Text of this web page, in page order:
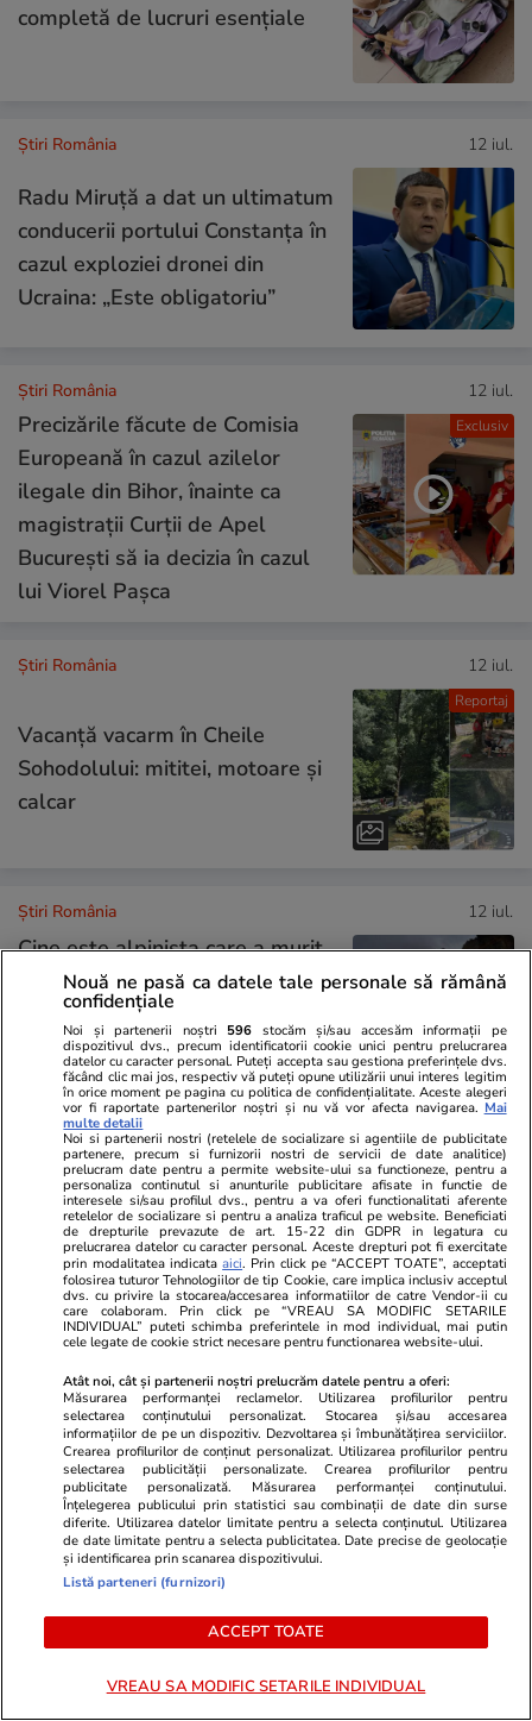
completă de lucruri esențiale
Știri România 12 iul.
Radu Miruță a dat un ultimatum
conducerii portului Constanța în
cazul exploziei dronei din
Ucraina: „Este obligatoriu”
Exclusiv
Știri România 12 iul.
Precizările făcute de Comisia
Europeană în cazul azilelor
ilegale din Bihor, înainte ca
magistrații Curții de Apel
București să ia decizia în cazul
lui Viorel Pașca
Reportaj
Știri România 12 iul.
Vacanță vacarm în Cheile
Sohodolului: mititei, motoare și
calcar
Știri România 12 iul.
Cine este alpinista care a murit
în Munții Bucegi, după o cădere
în gol de 10 metri: Antonia era
medic stomatolog și avea doar
36 de ani
11 iul.
The Wall sau cum lumea
reînvață limbajul războiului
10 iul.
NATO la Ankara. Un summit
„operațional”, care adaptează
Alianța la provocările secolului
Opinii 10 iul.
Nouă ne pasă ca datele tale personale să rămână
confidențiale
Noi și partenerii noștri 596 stocăm și/sau accesăm informații pe
dispozitivul dvs., precum identificatorii cookie unici pentru prelucrarea
datelor cu caracter personal. Puteți accepta sau gestiona preferințele dvs.
făcând clic mai jos, respectiv vă puteți opune utilizării unui interes legitim
în orice moment pe pagina cu politica de confidențialitate. Aceste alegeri
vor fi raportate partenerilor noștri și nu vă vor afecta navigarea. Mai
multe detalii
Noi si partenerii nostri (retelele de socializare si agentiile de publicitate
partenere, precum si furnizorii nostri de servicii de date analitice)
prelucram date pentru a permite website-ului sa functioneze, pentru a
personaliza continutul si anunturile publicitare afisate in functie de
interesele si/sau profilul dvs., pentru a va oferi functionalitati aferente
retelelor de socializare si pentru a analiza traficul pe website. Beneficiati
de drepturile prevazute de art. 15-22 din GDPR in legatura cu
prelucrarea datelor cu caracter personal. Aceste drepturi pot fi exercitate
prin modalitatea indicataaici. Prin click pe “ACCEPT TOATE”, acceptati
folosirea tuturor Tehnologiilor de tip Cookie, care implica inclusiv acceptul
dvs. cu privire la stocarea/accesarea informatiilor de catre Vendor-ii cu
care colaboram. Prin click pe “VREAU SA MODIFIC SETARILE
INDIVIDUAL” puteti schimba preferintele in mod individual, mai putin
cele legate de cookie strict necesare pentru functionarea website-ului.
Atât noi, cât și partenerii noștri prelucrăm datele pentru a oferi:
Măsurarea performanței reclamelor. Utilizarea profilurilor pentru
selectarea conținutului personalizat. Stocarea și/sau accesarea
informațiilor de pe un dispozitiv. Dezvoltarea și îmbunătățirea serviciilor.
Crearea profilurilor de conținut personalizat. Utilizarea profilurilor pentru
selectarea publicității personalizate. Crearea profilurilor pentru
publicitate personalizată. Măsurarea performanței conținutului.
Înțelegerea publicului prin statistici sau combinații de date din surse
diferite. Utilizarea datelor limitate pentru a selecta conținutul. Utilizarea
de date limitate pentru a selecta publicitatea. Date precise de geolocație
și identificarea prin scanarea dispozitivului.
Listă parteneri (furnizori)
ACCEPT TOATE
VREAU SA MODIFIC SETARILE INDIVIDUAL